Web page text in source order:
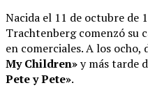
Nacida el 11 de octubre de
Trachtenberg comenzó su
en comerciales. A los ocho,
My Children»y más tarde
Pete y Pete».